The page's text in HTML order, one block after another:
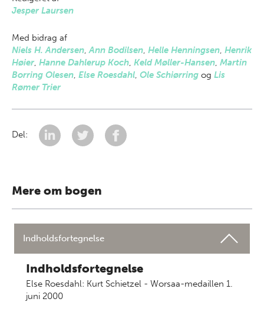
Jesper Laursen
Med bidrag af
Niels H. Andersen,Ann Bodilsen, Helle Henningsen, Henrik
Høier, Hanne Dahlerup Koch, Keld Møller-Hansen, Martin
Borring Olesen, Else Roesdahl, Ole Schiørring og Lis
Rømer Trier
Del:
Mere om bogen
Indholdsfortegnelse
Indholdsfortegnelse
Else Roesdahl: Kurt Schietzel - Worsaa-medaillen 1.
juni 2000